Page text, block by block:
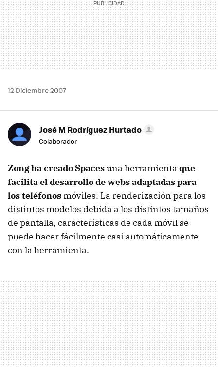
12 Diciembre 2007
José M Rodríguez Hurtado
Colaborador
Zong ha creado Spacesuna herramienta que
facilita el desarrollo de webs adaptadas para
los teléfonos móviles. La renderización para los
distintos modelos debida a los distintos tamaños
de pantalla, características de cada móvil se
puede hacer fácilmente casi automáticamente
con la herramienta.